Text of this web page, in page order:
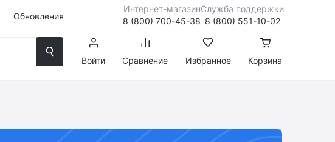
Обновления
Интернет-магазин
8 (800) 700-45-38
Служба поддержки
8 (800) 551-10-02
Войти
Сравнение Избранное Корзина